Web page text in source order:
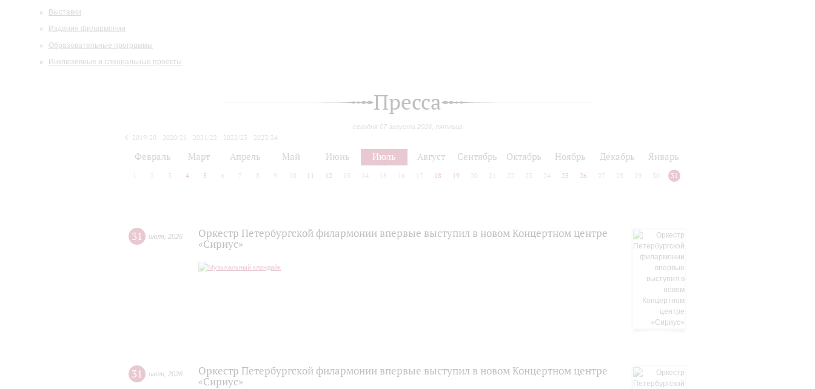
Выставки
Издания филармонии
Образовательные программы
Инклюзивные и специальные проекты
Пресса
сегодня 07 августа 2026, пятница
2019/20 2020/21 2021/22 2022/23
2023/24
Февраль Март Апрель Май Июнь Июль Август Сентябрь Октябрь Ноябрь Декабрь Январь
2 3 4 5 6 7 8 9 10 11 12 13 14 15 16 17 18 19 20 21 22 23 24 25 26 27 28 29 30 31
31 июля 2026
Оркестр Петербургской филармонии впервые выступил в новом Концертном центре
«Сириус»
31 июля 2026
Оркестр Петербургской филармонии впервые выступил в новом Концертном центре
«Сириус»